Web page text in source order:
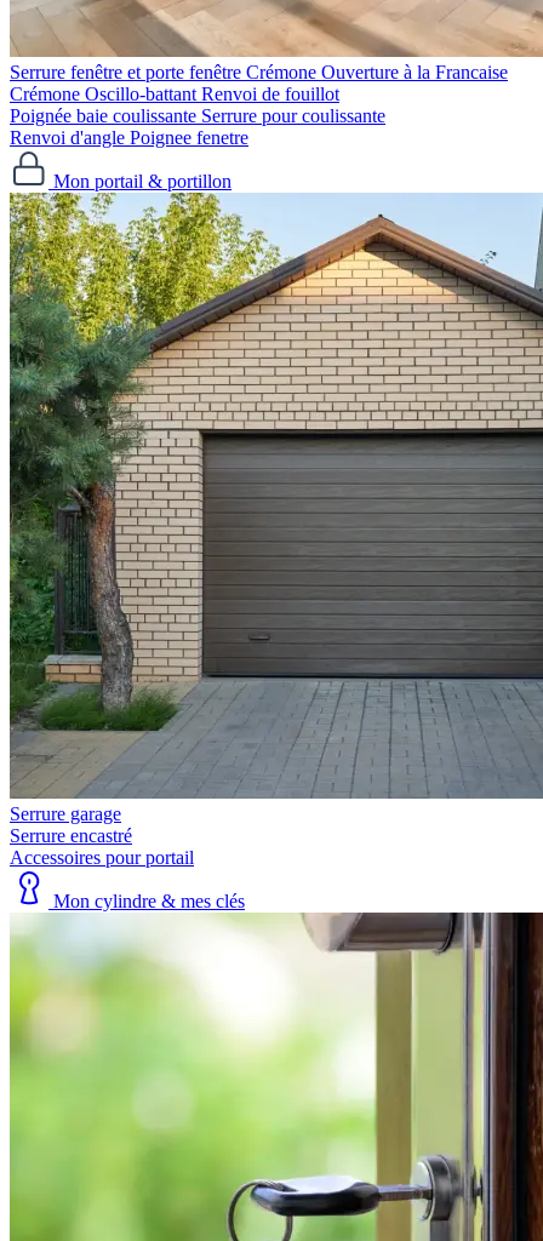
Serrure fenêtre et porte fenêtre
Crémone Ouverture à la Francaise
Crémone Oscillo-battant Renvoi de fouillot
Poignée baie coulissante Serrure pour coulissante
Renvoi d'angle Poignee fenetre
Mon portail & portillon
Serrure garage
Serrure encastré
Accessoires pour portail
Mon cylindre & mes clés